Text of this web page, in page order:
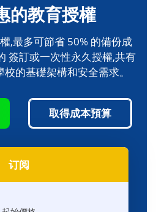
的教育授權
,最多可節省 50% 的備份成
簽訂或一次性永久授權,共有
的基礎架構和安全需求。
取得成本預算
订阅